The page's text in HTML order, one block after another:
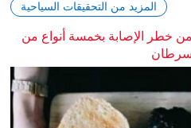
المزيد من التحقيقات السياحية
من خطر الإصابة بخمسة أنواع من